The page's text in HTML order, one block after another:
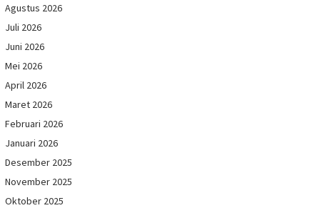
Agustus 2026
Juli 2026
Juni 2026
Mei 2026
April 2026
Maret 2026
Februari 2026
Januari 2026
Desember 2025
November 2025
Oktober 2025